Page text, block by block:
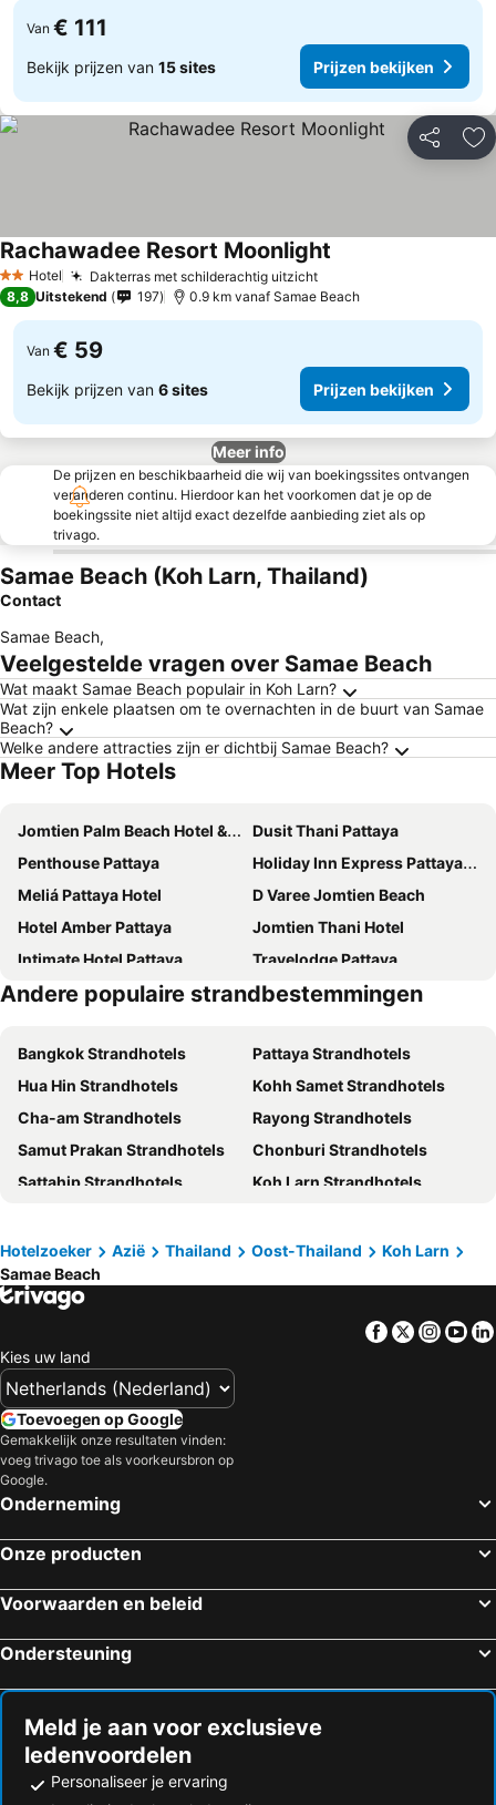
Van € 111
Bekijk prijzen van 15 sites Prijzen bekijken
Delen
2 Sterren
Hotel Dakterras met schilderachtig uitzichtPrijzen bekijken
Rachawadee Resort Moonlight
8,8 Uitstekend 197 0.9 km vanaf Samae Beach
Van € 59
Bekijk prijzen van 6 sites Prijzen bekijken
Meer info
De prijzen en beschikbaarheid die wij van boekingssites ontvangen
veranderen continu. Hierdoor kan het voorkomen dat je op de
boekingssite niet altijd exact dezelfde aanbieding ziet als op
trivago.
Samae Beach (Koh Larn, Thailand)
Contact
Samae Beach,
Veelgestelde vragen over Samae Beach
Wat maakt Samae Beach populair in Koh Larn?
Wat zijn enkele plaatsen om te overnachten in de buurt van Samae
Beach?
Welke andere attracties zijn er dichtbij Samae Beach?
Meer Top Hotels
Jomtien Palm Beach Hotel & Resort
Dusit Thani Pattaya
Penthouse Pattaya
Holiday Inn Express Pattaya Central By Ihg
Meliá Pattaya Hotel
D Varee Jomtien Beach
Hotel Amber Pattaya
Jomtien Thani Hotel
Intimate Hotel Pattaya
Travelodge Pattaya
Grande Centre Point Pattaya
Hard Rock Hotel Pattaya
P Plus Hotel
Fifth Pattaya Jomtien
Sunshine Hotel & Residences
Mera Mare Pattaya
March Hotel Pattaya
Holiday Inn Pattaya By Ihg
Acqua Hotel
Sabai Sabana
Best Bella Pattaya
Areca Lodge
Welcome World Beachfront Resort
Cape Dara Resort
Centara Pattaya Hotel
Vogue Pattaya Hotel
Let's Hyde Pattaya Resort & Villas - Pool Cabanas
Grand Jomtien Palace Hotel
Altera Hotel and Residence
Jomtien Plaza Residence
Lek Jomtien Hotel
Pattaya Discovery Beach Hotel
Arbour Hotel and Residence
Royal Cliff Beach Hotel Pattaya
Siam@Siam Design Hotel Pattaya
Arthit House Resort Kohlarn
De Ocean Land เดอ โอเชี่ยนแลนด์ เกาะล้าน Maldives
Toonja Homebeach
PloyPhailin พลอยไพรินรีสอร์ท
Baankaneang
The Seathru Koh Larn
คิริน พูล วิลล์ เกาะล้าน
Andere populaire strandbestemmingen
Bangkok Strandhotels
Pattaya Strandhotels
Hua Hin Strandhotels
Kohh Samet Strandhotels
Cha-am Strandhotels
Rayong Strandhotels
Samut Prakan Strandhotels
Chonburi Strandhotels
Sattahip Strandhotels
Koh Larn Strandhotels
Laem Chabang Strandhotels
Chachoengsao Strandhotels
Samut Sakhon Strandhotels
Hotelzoeker Azië Thailand Oost-Thailand
Koh Larn
Samae Beach
Facebook
Twitter
Kies uw land
Toevoegen op Google
Gemakkelijk onze resultaten vinden:
voeg trivago toe als voorkeursbron op
Google.
Onderneming
Onze producten
Voorwaarden en beleid
Ondersteuning
Meld je aan voor exclusieve
ledenvoordelen
Personaliseer je ervaring